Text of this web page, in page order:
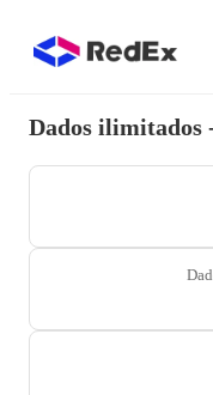
Dados ilimitados